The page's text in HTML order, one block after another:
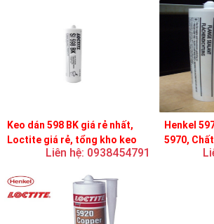
Keo dán 598 BK giá rẻ nhất,
Loctite giá rẻ, tổng kho keo
Liên hệ: 0938454791
Henkel
5970,